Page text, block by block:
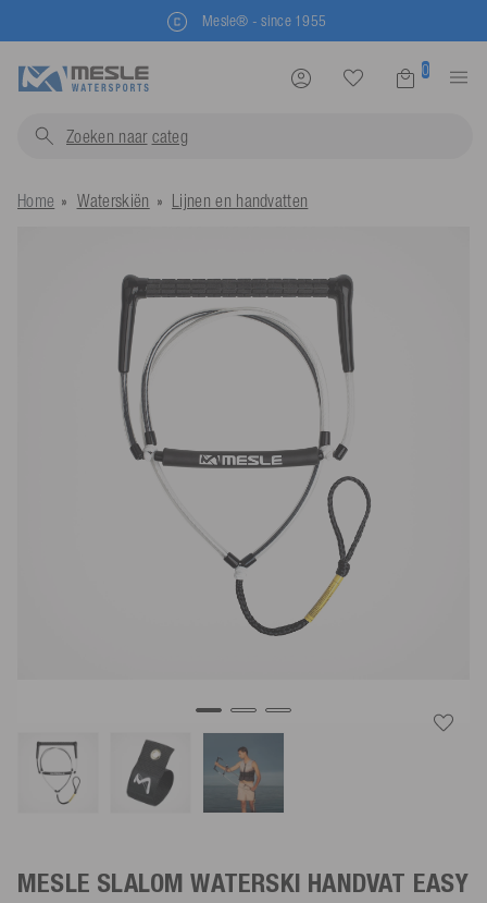
Mesle® - since 1955
0
Zoeken naar zwe
Home Waterskiën Lijnen en handvatten
MESLE SLALOM WATERSKI HANDVAT EASY